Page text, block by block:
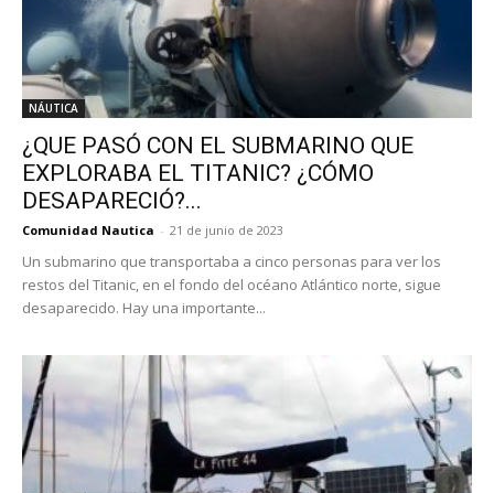
NÁUTICA
¿QUE PASÓ CON EL SUBMARINO QUE
EXPLORABA EL TITANIC? ¿CÓMO
DESAPARECIÓ?...
Comunidad Nautica - 21 de junio de 2023
Un submarino que transportaba a cinco personas para ver los
restos del Titanic, en el fondo del océano Atlántico norte, sigue
desaparecido. Hay una importante...